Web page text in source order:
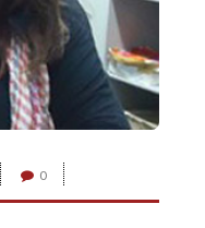
0